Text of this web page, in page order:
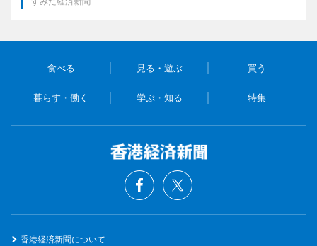
食べる 見る・遊ぶ 買う
暮らす・働く 学ぶ・知る 特集
香港経済新聞について